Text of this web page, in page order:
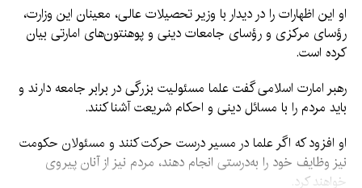
او این اظهارات را در دیدار با وزیر تحصیلات عالی، معینان این وزارت،
رؤسای مرکزی و رؤسای جامعات دینی و پوهنتون‌های امارتی بیان
کرده است.
رهبر امارت اسلامی گفت علما مسئولیت بزرگی در برابر جامعه دارند و
باید مردم را با مسائل دینی و احکام شریعت آشنا کنند.
او افزود که اگر علما در مسیر درست حرکت کنند و مسئولان حکومت
نیز وظایف خود را به‌درستی انجام دهند، مردم نیز از آنان پیروی
خواهند کرد.